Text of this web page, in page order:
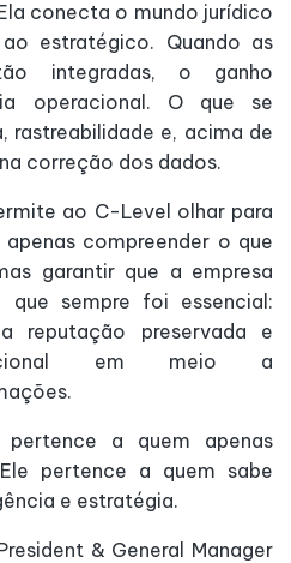
conecta o mundo jurídico
estratégico. Quando as
integradas, o ganho
operacional. O que se
rastreabilidade e, acima de
correção dos dados.
ao C-Level olhar para
compreender o que
garantir que a empresa
que sempre foi essencial:
reputação preservada e
em meio a
a quem apenas
pertence a quem sabe
e estratégia.
& General Manager